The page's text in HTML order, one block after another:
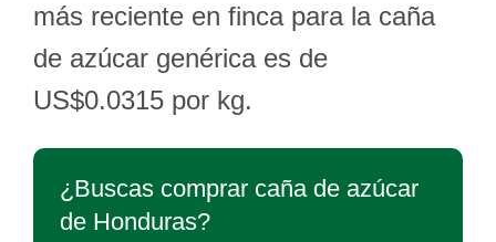
más reciente en finca para la caña
de azúcar genérica es de
US$0.0315 por kg.
¿Buscas comprar caña de azúcar
de Honduras?